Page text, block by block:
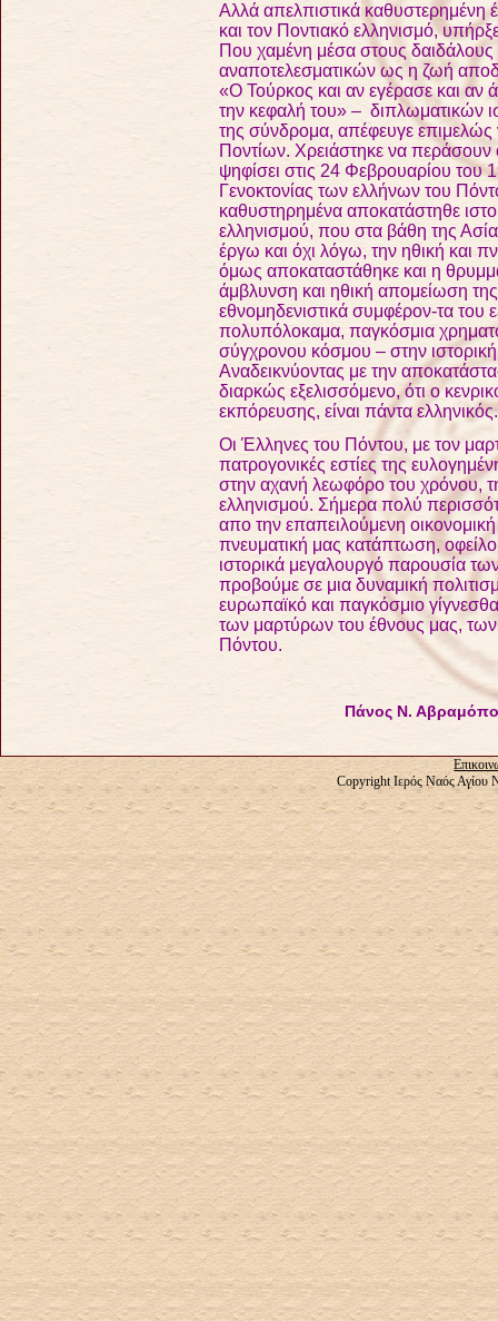
Αλλά απελπιστικά καθυστερημένη
και τον Ποντιακό ελληνισμό,
Που χαμένη μέσα στους δαιδάλους
αναποτελεσματικών ως η ζωή
«Ο Τούρκος και αν εγέρασε και αν
την κεφαλή του» – διπλωματικών
της σύνδρομα, απέφευγε επιμελώς
Ποντίων. Χρειάστηκε να περάσουν
ψηφίσει στις 24 Φεβρουαρίου
Γενοκτονίας των ελλήνων του
καθυστηρημένα αποκατάστηθε
ελληνισμού, που στα βάθη της
έργω και όχι λόγω, την ηθική και
όμως αποκαταστάθηκε και η
άμβλυνση και ηθική απομείωση
εθνομηδενιστικά συμφέρον-τα του
πολυπόλοκαμα, παγκόσμια
σύγχρονου κόσμου – στην
Αναδεικνύοντας με την
διαρκώς εξελισσόμενο, ότι ο
εκπόρευσης, είναι πάντα ελληνικός.
Οι Έλληνες του Πόντου, με τον
πατρογονικές εστίες της
στην αχανή λεωφόρο του χρόνου,
ελληνισμού. Σήμερα πολύ
απο την επαπειλούμενη
πνευματική μας κατάπτωση,
ιστορικά μεγαλουργό παρουσία
προβούμε σε μια δυναμική
ευρωπαϊκό και παγκόσμιο
των μαρτύρων του έθνους μας,
Πόντου.
Πάνος Ν.
Copyright Ιερός Ναός Αγίου